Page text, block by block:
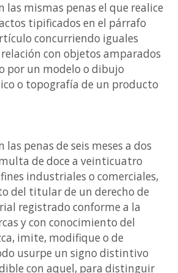
las mismas penas el que realice
tipificados en el párrafo
concurriendo iguales
con objetos amparados
por un modelo o dibujo
o topografía de un producto
las penas de seis meses a dos
de doce a veinticuatro
industriales o comerciales,
del titular de un derecho de
registrado conforme a la
y con conocimiento del
imite, modifique o de
usurpe un signo distintivo
con aquel, para distinguir